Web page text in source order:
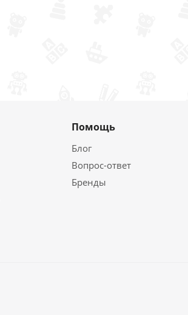
Помощь
Блог
Вопрос-ответ
Бренды